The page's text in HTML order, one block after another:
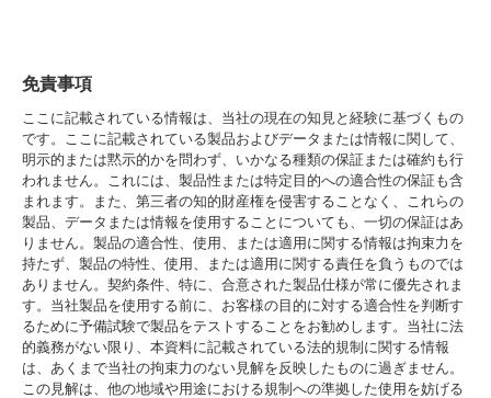
免責事項
ここに記載されている情報は、当社の現在の知見と経験に基づくもの
です。ここに記載されている製品およびデータまたは情報に関して、
明示的または黙示的かを問わず、いかなる種類の保証または確約も行
われません。これには、製品性または特定目的への適合性の保証も含
まれます。また、第三者の知的財産権を侵害することなく、これらの
製品、データまたは情報を使用することについても、一切の保証はあ
りません。製品の適合性、使用、または適用に関する情報は拘束力を
持たず、製品の特性、使用、または適用に関する責任を負うものでは
ありません。契約条件、特に、合意された製品仕様が常に優先されま
す。当社製品を使用する前に、お客様の目的に対する適合性を判断す
るために予備試験で製品をテストすることをお勧めします。当社に法
的義務がない限り、本資料に記載されている法的規制に関する情報
は、あくまで当社の拘束力のない見解を反映したものに過ぎません。
この見解は、他の地域や用途における規制への準拠した使用を妨げる